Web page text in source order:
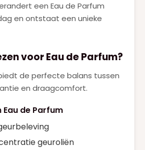
een Eau de Parfum
en ontstaat een unieke
voor Eau de Parfum?
de perfecte balans tussen
en draagcomfort.
de Parfum
geuroliën